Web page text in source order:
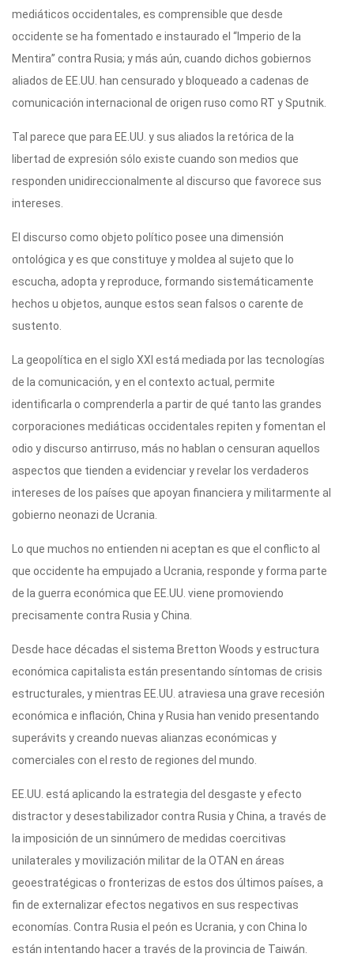
mediáticos occidentales, es comprensible que desde
occidente se ha fomentado e instaurado el “Imperio de la
Mentira” contra Rusia; y más aún, cuando dichos gobiernos
aliados de EE.UU. han censurado y bloqueado a cadenas de
comunicación internacional de origen ruso como RT y Sputnik.
Tal parece que para EE.UU. y sus aliados la retórica de la
libertad de expresión sólo existe cuando son medios que
responden unidireccionalmente al discurso que favorece sus
intereses.
El discurso como objeto político posee una dimensión
ontológica y es que constituye y moldea al sujeto que lo
escucha, adopta y reproduce, formando sistemáticamente
hechos u objetos, aunque estos sean falsos o carente de
sustento.
La geopolítica en el siglo XXI está mediada por las tecnologías
de la comunicación, y en el contexto actual, permite
identificarla o comprenderla a partir de qué tanto las grandes
corporaciones mediáticas occidentales repiten y fomentan el
odio y discurso antirruso, más no hablan o censuran aquellos
aspectos que tienden a evidenciar y revelar los verdaderos
intereses de los países que apoyan financiera y militarmente al
gobierno neonazi de Ucrania.
Lo que muchos no entienden ni aceptan es que el conflicto al
que occidente ha empujado a Ucrania, responde y forma parte
de la guerra económica que EE.UU. viene promoviendo
precisamente contra Rusia y China.
Desde hace décadas el sistema Bretton Woods y estructura
económica capitalista están presentando síntomas de crisis
estructurales, y mientras EE.UU. atraviesa una grave recesión
económica e inflación, China y Rusia han venido presentando
superávits y creando nuevas alianzas económicas y
comerciales con el resto de regiones del mundo.
EE.UU. está aplicando la estrategia del desgaste y efecto
distractor y desestabilizador contra Rusia y China, a través de
la imposición de un sinnúmero de medidas coercitivas
unilaterales y movilización militar de la OTAN en áreas
geoestratégicas o fronterizas de estos dos últimos países, a
fin de externalizar efectos negativos en sus respectivas
economías. Contra Rusia el peón es Ucrania, y con China lo
están intentando hacer a través de la provincia de Taiwán.